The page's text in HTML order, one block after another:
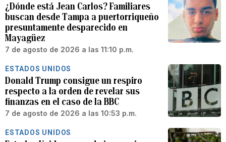
¿Dónde está Jean Carlos? Familiares
buscan desde Tampa a puertorriqueño
presuntamente desparecido en
Mayagüez
7 de agosto de 2026 a las 11:10 p.m.
ESTADOS UNIDOS
Donald Trump consigue un respiro
respecto a la orden de revelar sus
finanzas en el caso de la BBC
7 de agosto de 2026 a las 10:53 p.m.
ESTADOS UNIDOS